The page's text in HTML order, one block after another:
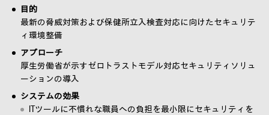
目的
最新の脅威対策および保健所立入検査対応に向けたセキュリテ
ィ環境整備
アプローチ
厚生労働省が示すゼロトラストモデル対応セキュリティソリュ
ーションの導入
システムの効果
ITツールに不慣れな職員への負担を最小限にセキュリティを